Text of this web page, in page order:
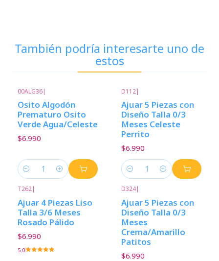
También podría interesarte uno de
estos
00ALG36|
Osito Algodón
Prematuro Osito
Verde Agua/Celeste
$6.990
Cantidad
D112|
Ajuar 5 Piezas con
Diseño Talla 0/3
Meses Celeste
Perrito
$6.990
Cantidad
T262|
Ajuar 4 Piezas Liso
Talla 3/6 Meses
Rosado Pálido
$6.990
5.0
D324|
Ajuar 5 Piezas con
Diseño Talla 0/3
Meses
Crema/Amarillo
Patitos
$6.990